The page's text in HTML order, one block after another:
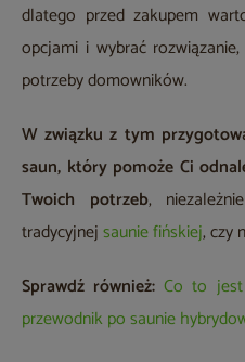
dlatego przed zakupem
opcjami i wybrać
potrzeby domowników.
W związku z tym
saun, który pomoże Ci
Twoich potrzeb,
tradycyjnejsaunie fińskiej, czy
Sprawdź również:Co to jest
przewodnik po saunie